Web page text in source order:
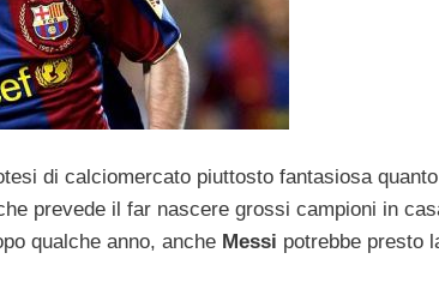
di calciomercato piuttosto fantasiosa quanto
prevede il far nascere grossi campioni in
qualche anno, anche Messi potrebbe presto